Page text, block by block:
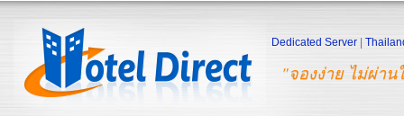
"จองง่าย ไม่ผ่าน
Dedicated Server